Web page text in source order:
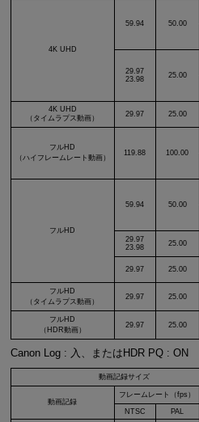
4K UHD
59.94 50.00
29.97
23.98
25.00
4K UHD
（タイムラプス動画）
29.97 25.00
フルHD
（ハイフレームレート動画）
119.88 100.00
フルHD
59.94 50.00
29.97
23.98
25.00
29.97 25.00
フルHD
（タイムラプス動画）
29.97 25.00
フルHD
（HDR動画）
29.97 25.00
Canon Log : 入、またはHDR PQ : ON
動画記録サイズ
動画記録
フレームレート（fps）
NTSC
PAL